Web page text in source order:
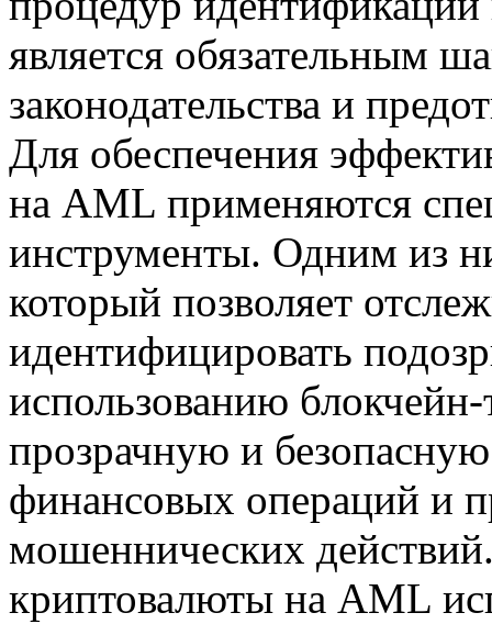
является обязательным
законодательства и
Для обеспечения
на AML применяются
инструменты. Одним из
который позволяет
идентифицировать
использованию
прозрачную и
финансовых операций и
мошеннических
криптовалюты на AML